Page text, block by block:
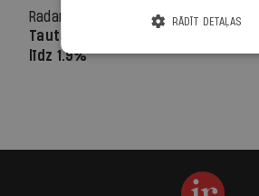
Radars
Tautas partijas reitings aprīlī
līdz 1.9%
RĀDĪT DETAĻAS